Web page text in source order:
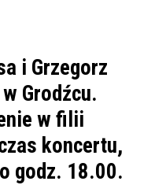
i Grzegorz
Grodźcu.
w filii
koncertu,
godz. 18.00.